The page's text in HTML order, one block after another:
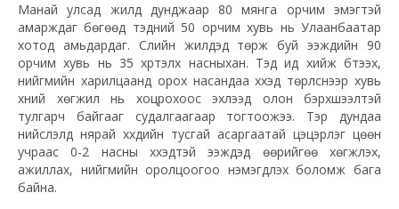
Манай улсад жилд дунджаар 80 мянга орчим эмэгтэй
амарждаг бөгөөд тэдний 50 орчим хувь нь Улаанбаатар
хотод амьдардаг. Сүүлийн жилүүдэд төрж буй ээжүүдийн 90
орчим хувь нь 35 хүртэлх насныхан. Тэд ид хийж бүтээх,
нийгмийн харилцаанд орох насандаа хүүхэд төрүүлснээр хувь
хүний хөгжил нь хоцрохоос эхлээд олон бэрхшээлтэй
тулгарч байгааг судалгаагаар тогтоожээ. Тэр дундаа
нийслэлд нярай хүүхдийн тусгай асаргаатай цэцэрлэг цөөн
учраас 0-2 насны хүүхэдтэй ээжүүдэд өөрийгөө хөгжүүлэх,
ажиллах, нийгмийн оролцоогоо нэмэгдүүлэх боломж бага
байна.